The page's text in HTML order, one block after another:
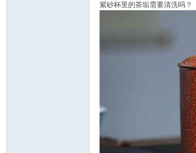
紫砂杯里的茶垢需要清洗吗？